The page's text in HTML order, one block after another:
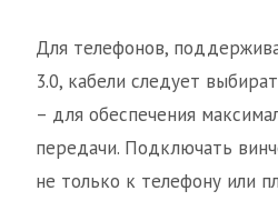
Для телефонов,
3.0, кабели следует
– для обеспечения
передачи. Подключать
не только к телефону или